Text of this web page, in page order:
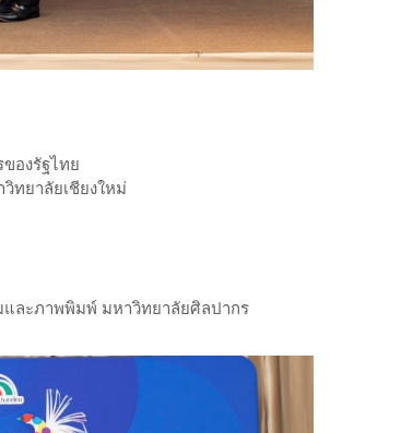
องรัฐไทย
ทยาลัยเชียงใหม่
ละภาพพิมพ์ มหาวิทยาลัยศิลปากร